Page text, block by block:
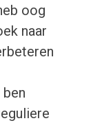
oog
naar